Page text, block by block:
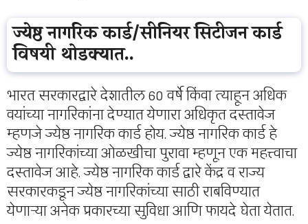
ज्येष्ठ नागरिक कार्ड/सीनियर सिटीजन कार्ड
विषयी थोडक्यात..
भारत सरकारद्वारे देशातील 60 वर्षे किंवा त्याहून अधिक
वयांच्या नागरिकांना देण्यात येणारा अधिकृत दस्तावेज
म्हणजे ज्येष्ठ नागरिक कार्ड होय. ज्येष्ठ नागरिक कार्ड हे
ज्येष्ठ नागरिकांच्या ओळखीचा पुरावा म्हणून एक महत्त्वाचा
दस्तावेज आहे. ज्येष्ठ नागरिक कार्ड द्वारे केंद्र व राज्य
सरकारकडून ज्येष्ठ नागरिकांच्या साठी राबविण्यात
येणाऱ्या अनेक प्रकारच्या सुविधा आणि फायदे घेता येतात.